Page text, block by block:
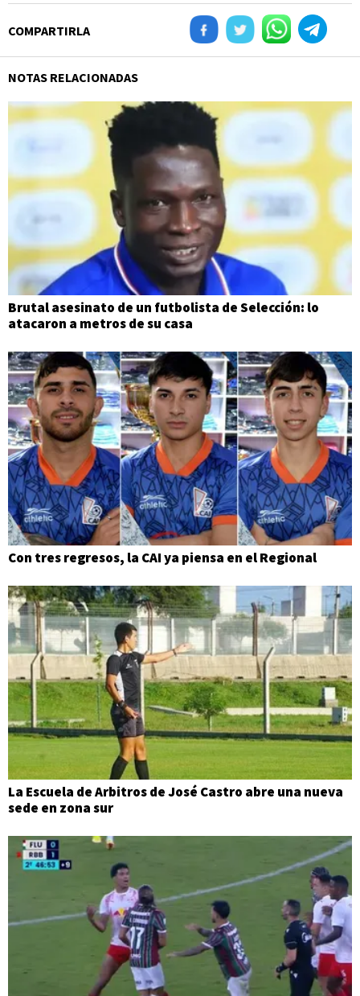
COMPARTIRLA
NOTAS RELACIONADAS
Brutal asesinato de un futbolista de Selección: lo
atacaron a metros de su casa
Con tres regresos, la CAI ya piensa en el Regional
La Escuela de Arbitros de José Castro abre una nueva
sede en zona sur